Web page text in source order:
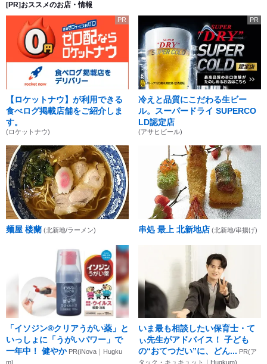
[PR]おススメのお店・情報
PR
【ロケットナウ】が利用できる
食べログ掲載店舗をご紹介しま
す。
(ロケットナウ)
PR
冷えと品質にこだわる生ビー
ル。スーパードライ SUPERCO
LD認定店
(アサヒビール)
麺屋 楼蘭 (北新地/ラーメン) 串処 最上 北新地店 (北新地/串揚げ)
「イソジン®クリアうがい薬」と
いっしょに「うがいパワー」で
一年中！ 健やか PR(iNova｜Hugku
m)
いま最も相談したい保育士・て
ぃ先生がアドバイス！ 子ども
の“おてつだい”に、どん... PR(ア
タック・キュキュット｜Hugkum)